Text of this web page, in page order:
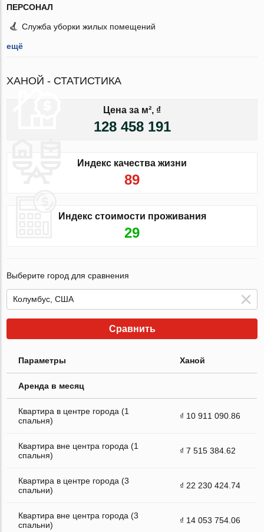
ПЕРСОНАЛ
Служба уборки жилых помещений
ещё
ХАНОЙ - СТАТИСТИКА
Цена за м², ₫
128 458 191
Индекс качества жизни
89
Индекс стоимости проживания
29
Выберите город для сравнения
Сравнить
Параметры Ханой
Аренда в месяц
Квартира в центре города (1
спальня)
₫ 10 911 090.86
Квартира вне центра города (1
спальня)
₫ 7 515 384.62
Квартира в центре города (3
спальни)
₫ 22 230 424.74
Квартира вне центра города (3
спальни)
₫ 14 053 754.06